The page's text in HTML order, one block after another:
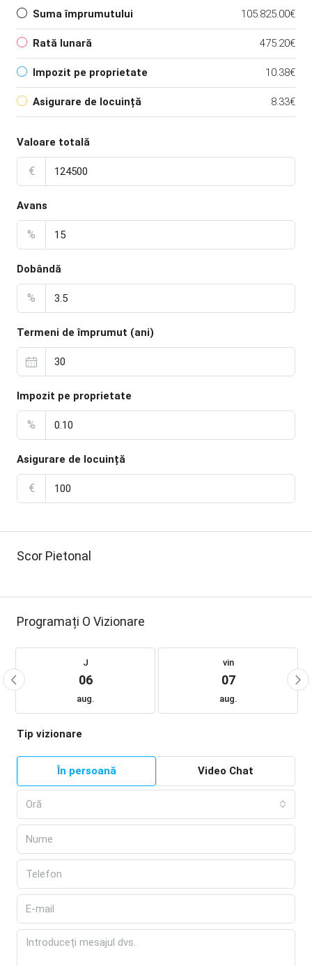
Suma împrumutului 105.825.00€
Rată lunară 475.20€
Impozit pe proprietate 10.38€
Asigurare de locuință 8.33€
Valoare totală
€
Avans
%
Dobândă
%
Termeni de împrumut (ani)
Impozit pe proprietate
%
Asigurare de locuință
€
Scor Pietonal
Programați O Vizionare
J
06
aug.
vin
07
aug.
Tip vizionare
În persoană Video Chat
Oră